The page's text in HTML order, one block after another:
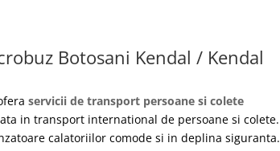
Botosani Kendal / Kendal
servicii de transport persoane si colete
in transport international de persoane si colete.
calatoriilor comode si in deplina siguranta.